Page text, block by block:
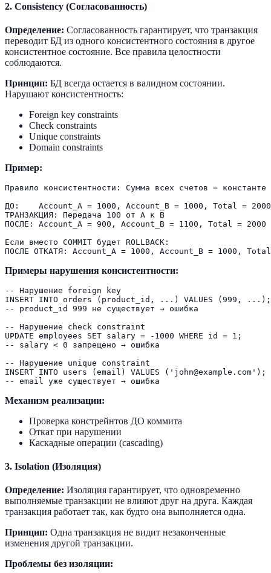
2. Consistency (Согласованность)
Определение: Согласованность гарантирует, что транзакция
переводит БД из одного консистентного состояния в другое
консистентное состояние. Все правила целостности
соблюдаются.
Принцип: БД всегда остается в валидном состоянии.
Нарушают консистентность:
Foreign key constraints
Check constraints
Unique constraints
Domain constraints
Пример:
Правило консистентности: Сумма всех счетов = константе
ДО:    Account_A = 1000, Account_B = 1000, Total = 2000
ТРАНЗАКЦИЯ: Передача 100 от A к B
ПОСЛЕ: Account_A = 900, Account_B = 1100, Total = 2000
Если вместо COMMIT будет ROLLBACK:
Примеры нарушения консистентности:
-- Нарушение foreign key
INSERT INTO orders (product_id, ...) VALUES (999,
-- product_id 999 не существует → ошибка
-- Нарушение check constraint
UPDATE employees SET salary = -1000 WHERE id = 1;
-- salary < 0 запрещено → ошибка
-- Нарушение unique constraint
INSERT INTO users (email) VALUES ('john@example.com');
Механизм реализации:
Проверка констрейнтов ДО коммита
Откат при нарушении
Каскадные операции (cascading)
3. Isolation (Изоляция)
Определение: Изоляция гарантирует, что одновременно
выполняемые транзакции не влияют друг на друга. Каждая
транзакция работает так, как будто она выполняется одна.
Принцип: Одна транзакция не видит незаконченные
изменения другой транзакции.
Проблемы без изоляции: